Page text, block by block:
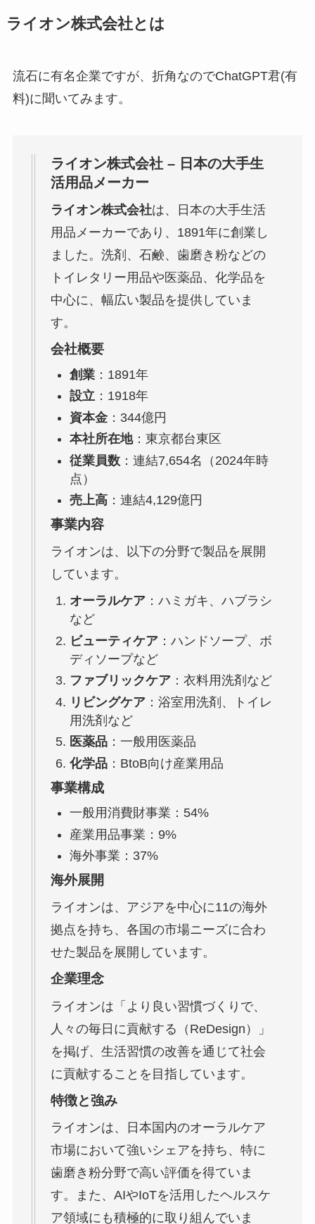
ライオン株式会社とは
流石に有名企業ですが、折角なのでChatGPT君(有
料)に聞いてみます。
ライオン株式会社 – 日本の大手生
活用品メーカー
ライオン株式会社は、日本の大手生活
用品メーカーであり、1891年に創業し
ました。洗剤、石鹸、歯磨き粉などの
トイレタリー用品や医薬品、化学品を
中心に、幅広い製品を提供していま
す。
会社概要
創業：1891年
設立：1918年
資本金：344億円
本社所在地：東京都台東区
従業員数：連結7,654名（2024年時
点）
売上高：連結4,129億円
事業内容
ライオンは、以下の分野で製品を展開
しています。
オーラルケア：ハミガキ、ハブラシ
など
ビューティケア：ハンドソープ、ボ
ディソープなど
ファブリックケア：衣料用洗剤など
リビングケア：浴室用洗剤、トイレ
用洗剤など
医薬品：一般用医薬品
化学品：BtoB向け産業用品
事業構成
一般用消費財事業：54%
産業用品事業：9%
海外事業：37%
海外展開
ライオンは、アジアを中心に11の海外
拠点を持ち、各国の市場ニーズに合わ
せた製品を展開しています。
企業理念
ライオンは「より良い習慣づくりで、
人々の毎日に貢献する（ReDesign）」
を掲げ、生活習慣の改善を通じて社会
に貢献することを目指しています。
特徴と強み
ライオンは、日本国内のオーラルケア
市場において強いシェアを持ち、特に
歯磨き粉分野で高い評価を得ていま
す。また、AIやIoTを活用したヘルスケ
ア領域にも積極的に取り組んでいま